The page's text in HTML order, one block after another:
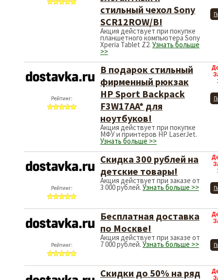
стильный чехол Sony
SCR12ROW/B!
Акция действует при покупке
планшетного компьютера Sony
Xperia Tablet Z2. Узнать больше
>>
Рейтинг:
В подарок стильный
фирменный рюкзак
HP Sport Backpack
F3W17AA* для
ноутбуков!
Акция действует при покупке
МФУ и принтеров HP LaserJet.
Узнать больше >>
Рейтинг:
Скидка 300 рублей на
детские товары!
Акция действует при заказе от
3 000 рублей. Узнать больше >>
Рейтинг:
Бесплатная доставка
по Москве!
Акция действует при заказе от
7 000 рублей. Узнать больше >>
Скидки до 50% на ряд